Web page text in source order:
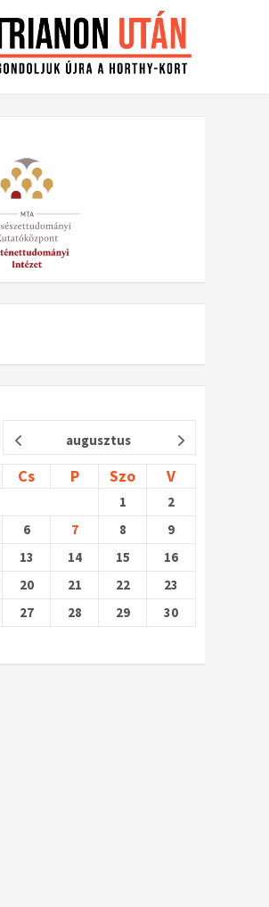
augusztus
Cs P Szo V
1
2
6 7 8
9
13 14 15
16
20 21 22
23
27 28 29
30